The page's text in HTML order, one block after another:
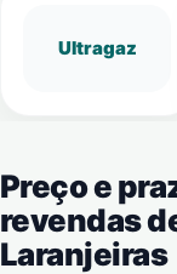
Ultragaz
Preço e
revendas
Laranjeiras